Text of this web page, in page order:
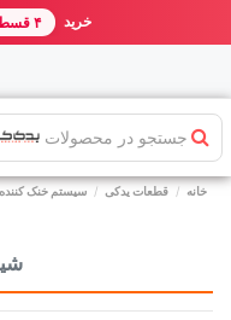
خرید مطمئن از یدک کار بهترین خرید ۴ قسط
جستجو در محصولات
خانه قطعات یدکی سیستم خنک کننده